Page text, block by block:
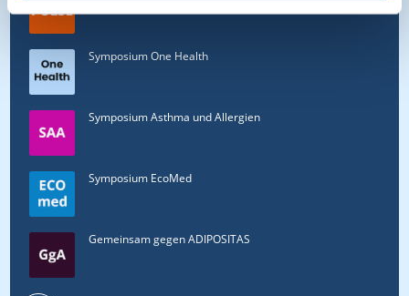
Symposium One Health
Symposium Asthma und Allergien
Symposium EcoMed
Gemeinsam gegen ADIPOSITAS